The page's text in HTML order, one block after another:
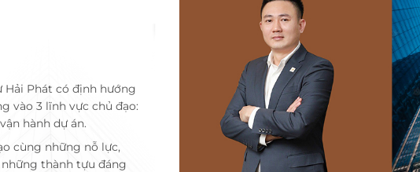
Hải Phát có định hướng
vào 3 lĩnh vực chủ đạo:
hành dự án.
cùng những nỗ lực,
những thành tựu đáng